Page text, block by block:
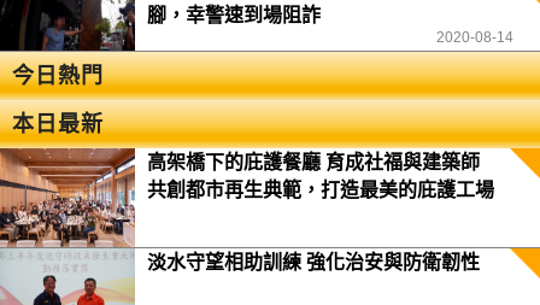
腳，幸警速到場阻詐
2020-08-14
今日熱門
本日最新
高架橋下的庇護餐廳 育成社福與建築師
共創都市再生典範，打造最美的庇護工場
淡水守望相助訓練 強化治安與防衛韌性